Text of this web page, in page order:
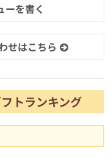
ーを書く
せはこちら
トランキング